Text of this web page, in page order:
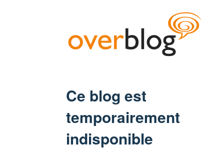
Ce blog est
temporairement
indisponible